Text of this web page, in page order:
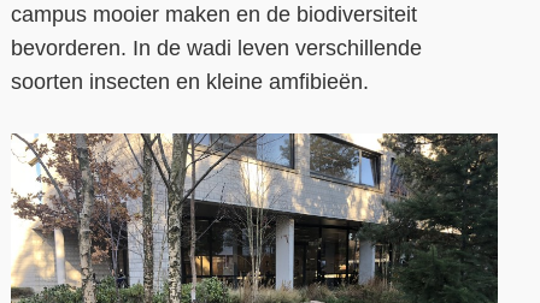
campus mooier maken en de biodiversiteit
bevorderen. In de wadi leven verschillende
soorten insecten en kleine amfibieën.